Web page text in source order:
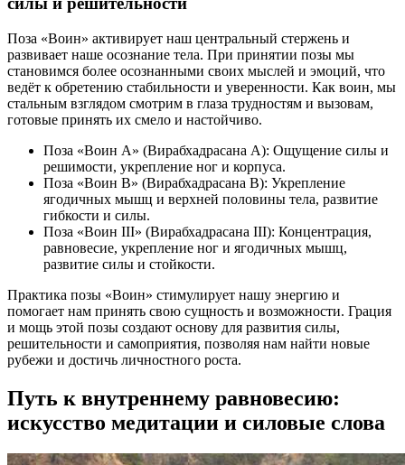
Поза «Воин» активирует наш центральный стержень и
развивает наше осознание тела. При принятии позы мы
становимся более осознанными своих мыслей и эмоций, что
ведёт к обретению стабильности и уверенности. Как воин, мы
стальным взглядом смотрим в глаза трудностям и вызовам,
готовые принять их смело и настойчиво.
Поза «Воин А» (Вирабхадрасана А): Ощущение силы и
решимости, укрепление ног и корпуса.
Поза «Воин В» (Вирабхадрасана В): Укрепление
ягодичных мышц и верхней половины тела, развитие
гибкости и силы.
Поза «Воин III» (Вирабхадрасана III): Концентрация,
равновесие, укрепление ног и ягодичных мышц,
развитие силы и стойкости.
Практика позы «Воин» стимулирует нашу энергию и
помогает нам принять свою сущность и возможности. Грация
и мощь этой позы создают основу для развития силы,
решительности и самоприятия, позволяя нам найти новые
рубежи и достичь личностного роста.
Путь к внутреннему равновесию:
искусство медитации и силовые слова